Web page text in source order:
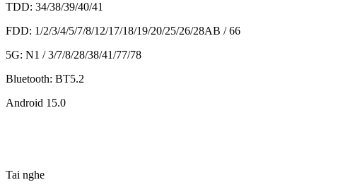
TDD: 34/38/39/40/41
FDD: 1/2/3/4/5/7/8/12/17/18/19/20/25/26/28AB / 66
5G: N1 / 3/7/8/28/38/41/77/78
Bluetooth: BT5.2
Android 15.0
Tai nghe